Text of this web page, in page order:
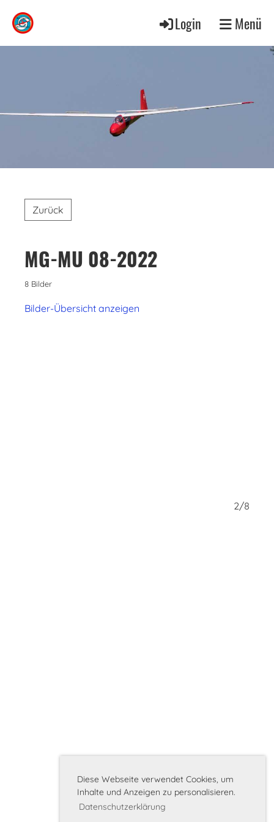
Diese Webseite verwendet Cookies, um
Inhalte und Anzeigen zu personalisieren.
Datenschutzerklärung
Login Menü
Zurück
MG-MU 08-2022
8 Bilder
Bilder-Übersicht anzeigen
2/8